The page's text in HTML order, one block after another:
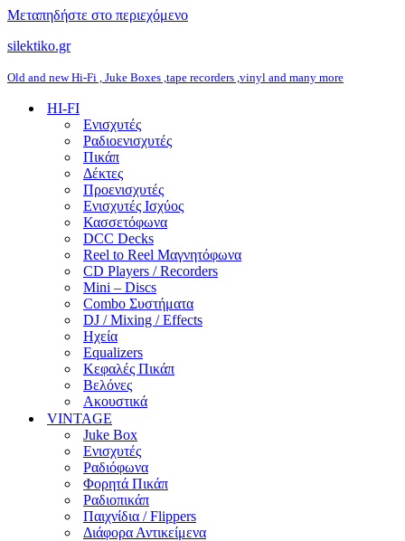
Μεταπηδήστε στο περιεχόμενο
silektiko.gr
Old and new Hi-Fi , Juke Boxes ,tape recorders ,vinyl and many more
HI-FI
Ενισχυτές
Ραδιοενισχυτές
Πικάπ
Δέκτες
Προενισχυτές
Ενισχυτές Ισχύος
Κασσετόφωνα
DCC Decks
Reel to Reel Μαγνητόφωνα
CD Players / Recorders
Mini – Discs
Combo Συστήματα
DJ / Mixing / Effects
Ηχεία
Equalizers
Κεφαλές Πικάπ
Βελόνες
Ακουστικά
VINTAGE
Juke Box
Ενισχυτές
Ραδιόφωνα
Φορητά Πικάπ
Ραδιοπικάπ
Παιχνίδια / Flippers
Διάφορα Αντικείμενα